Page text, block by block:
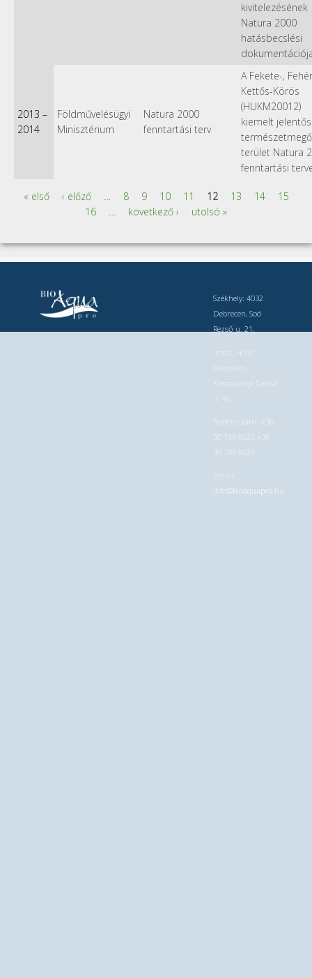
kivitelezésének
Natura 2000
hatásbecslési
2013 –
2014
Földművelésügyi
Minisztérium
Natura 2000
fenntartási terv
A Fekete-,
Kettős-Körös
(HUKM20012)
kiemelt
terület Natura
fenntartási
Oldalak
« első ‹ előző … 8 9 10 11 12 13 14
15
16
… következő › utolsó »
Székhely: 4032
Debrecen, Soó
Rezső u. 21.
Iroda: 4032
Kosztolányi Dezső
u. 42.
Telefonszám: +36
30 749 8526 +36
30 749 8525
Email:
info@bioaquapro.hu